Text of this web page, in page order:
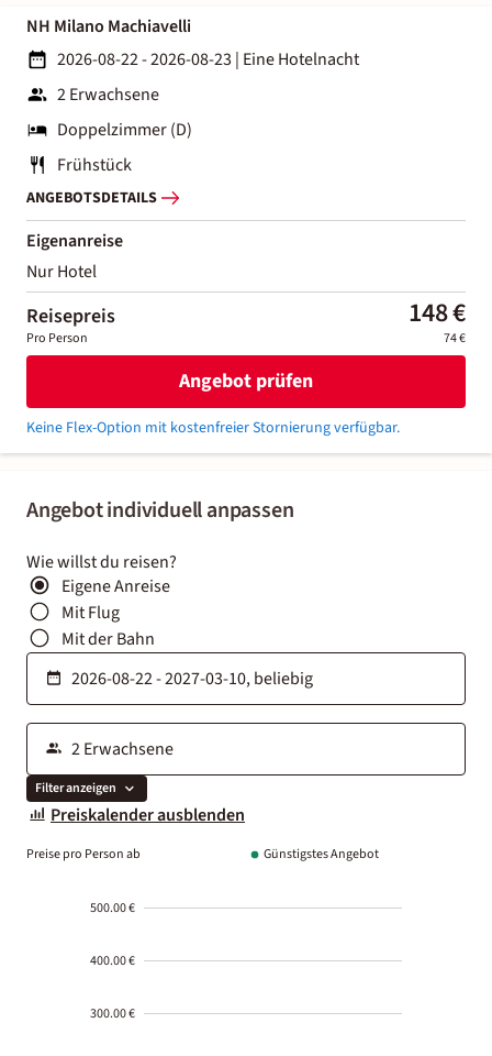
Angebot individuell anpassen
Wie willst du reisen?
Eigene Anreise
Mit Flug
Mit der Bahn
Filter anzeigen
Preiskalender ausblenden
Preise pro Person ab Günstigstes Angebot
500.00 €
400.00 €
300.00 €
NH Milano Machiavelli
2026-08-22 - 2026-08-23 | Eine Hotelnacht
2 Erwachsene
Doppelzimmer (D)
Frühstück
ANGEBOTSDETAILS
Eigenanreise
Nur Hotel
Reisepreis 148 €
Pro Person 74 €
Angebot prüfen
Keine Flex-Option mit kostenfreier Stornierung verfügbar.